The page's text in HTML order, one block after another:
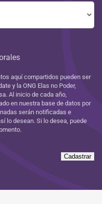
aquí compartidos pueden ser
y la ONG Elas no Poder,
Al inicio de cada año,
en nuestra base de datos por
serán notificadas e
lo desean. Si lo desea, puede
Cadastrar